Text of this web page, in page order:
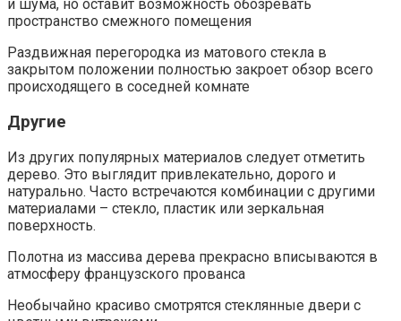
и шума, но оставит возможность обозревать
пространство смежного помещения
Раздвижная перегородка из матового стекла в
закрытом положении полностью закроет обзор всего
происходящего в соседней комнате
Другие
Из других популярных материалов следует отметить
дерево. Это выглядит привлекательно, дорого и
натурально. Часто встречаются комбинации с другими
материалами – стекло, пластик или зеркальная
поверхность.
Полотна из массива дерева прекрасно вписываются в
атмосферу французского прованса
Необычайно красиво смотрятся стеклянные двери с